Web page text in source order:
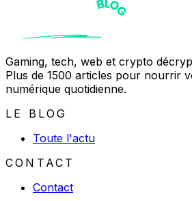
Gaming, tech, web et crypto
Plus de 1500 articles pour nourrir
numérique quotidienne.
LE BLOG
Toute l'actu
CONTACT
Contact